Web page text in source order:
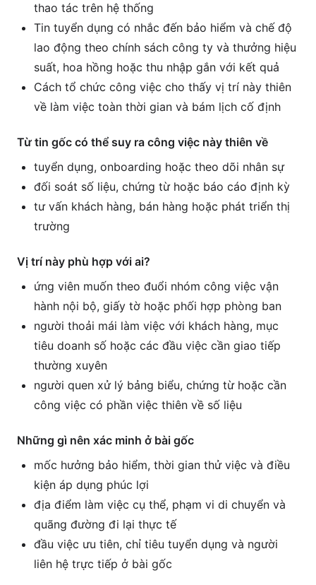
thao tác trên hệ thống
Tin tuyển dụng có nhắc đến bảo hiểm và chế độ
lao động theo chính sách công ty và thưởng hiệu
suất, hoa hồng hoặc thu nhập gắn với kết quả
Cách tổ chức công việc cho thấy vị trí này thiên
về làm việc toàn thời gian và bám lịch cố định
Từ tin gốc có thể suy ra công việc này thiên về
tuyển dụng, onboarding hoặc theo dõi nhân sự
đối soát số liệu, chứng từ hoặc báo cáo định kỳ
tư vấn khách hàng, bán hàng hoặc phát triển thị
trường
Vị trí này phù hợp với ai?
ứng viên muốn theo đuổi nhóm công việc vận
hành nội bộ, giấy tờ hoặc phối hợp phòng ban
người thoải mái làm việc với khách hàng, mục
tiêu doanh số hoặc các đầu việc cần giao tiếp
thường xuyên
người quen xử lý bảng biểu, chứng từ hoặc cần
công việc có phần việc thiên về số liệu
Những gì nên xác minh ở bài gốc
mốc hưởng bảo hiểm, thời gian thử việc và điều
kiện áp dụng phúc lợi
địa điểm làm việc cụ thể, phạm vi di chuyển và
quãng đường đi lại thực tế
đầu việc ưu tiên, chỉ tiêu tuyển dụng và người
liên hệ trực tiếp ở bài gốc